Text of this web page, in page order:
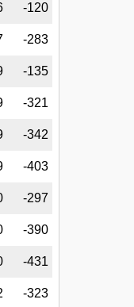
-120
-283
-135
-321
-342
-403
-297
-390
-431
-323